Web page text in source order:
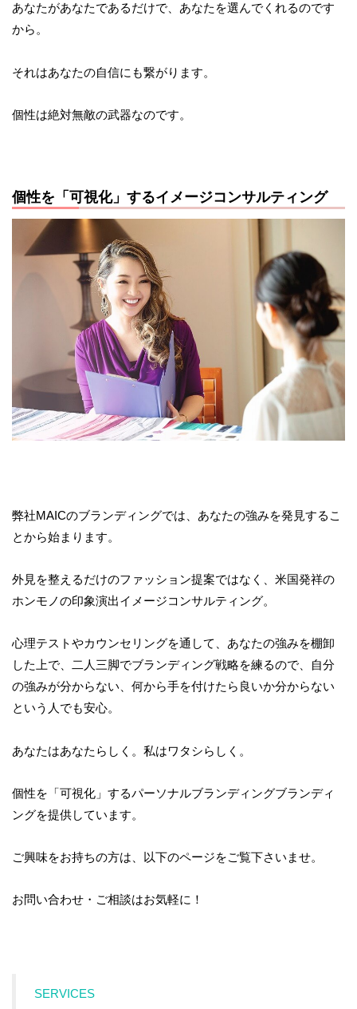
あなたがあなたであるだけで、あなたを選んでくれるのです
から。
それはあなたの自信にも繋がります。
個性は絶対無敵の武器なのです。
個性を「可視化」するイメージコンサルティング
弊社MAICのブランディングでは、あなたの強みを発見するこ
とから始まります。
外見を整えるだけのファッション提案ではなく、米国発祥の
ホンモノの印象演出イメージコンサルティング。
心理テストやカウンセリングを通して、あなたの強みを棚卸
した上で、二人三脚でブランディング戦略を練るので、自分
の強みが分からない、何から手を付けたら良いか分からない
という人でも安心。
あなたはあなたらしく。私はワタシらしく。
個性を「可視化」するパーソナルブランディングブランディ
ングを提供しています。
ご興味をお持ちの方は、以下のページをご覧下さいませ。
お問い合わせ・ご相談はお気軽に！
SERVICES